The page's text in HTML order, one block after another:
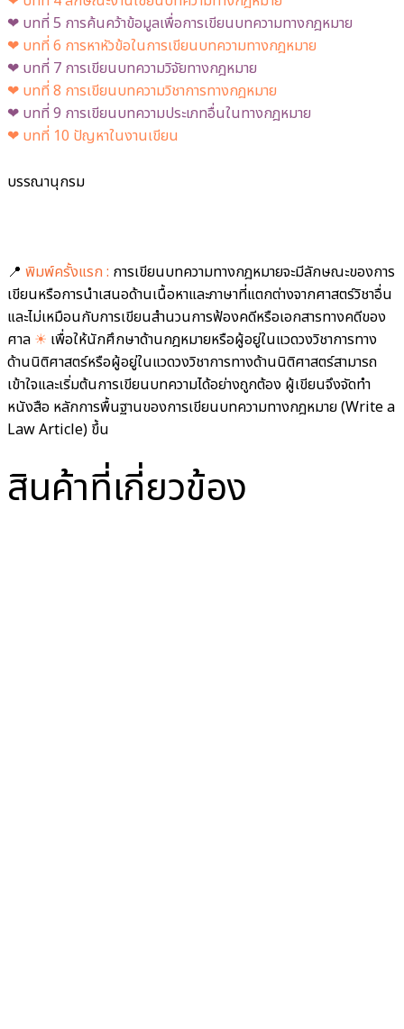
❤︎ บทที่ 5 การค้นคว้าข้อมูลเพื่อการเขียนบทความทางกฎหมาย
❤︎ บทที่ 6 การหาหัวข้อในการเขียนบทความทางกฎหมาย
❤︎ บทที่ 7 การเขียนบทความวิจัยทางกฎหมาย
❤︎ บทที่ 8 การเขียนบทความวิชาการทางกฎหมาย
❤︎ บทที่ 9 การเขียนบทความประเภทอื่นในทางกฎหมาย
❤︎ บทที่ 10 ปัญหาในงานเขียน
บรรณานุกรม
📍 พิมพ์ครั้งแรก : การเขียนบทความทางกฎหมายจะมีลักษณะของการ
เขียนหรือการนำเสนอด้านเนื้อหาและภาษาที่แตกต่างจากศาสตร์วิชาอื่น
และไม่เหมือนกับการเขียนสำนวนการฟ้องคดีหรือเอกสารทางคดีของ
ศาล ☀ เพื่อให้นักศึกษาด้านกฎหมายหรือผู้อยู่ในแวดวงวิชาการทาง
ด้านนิติศาสตร์หรือผู้อยู่ในแวดวงวิชาการทางด้านนิติศาสตร์สามารถ
เข้าใจและเริ่มต้นการเขียนบทความได้อย่างถูกต้อง ผู้เขียนจึงจัดทำ
หนังสือ หลักการพื้นฐานของการเขียนบทความทางกฎหมาย (Write a
Law Article) ขึ้น
สินค้าที่เกี่ยวข้อง